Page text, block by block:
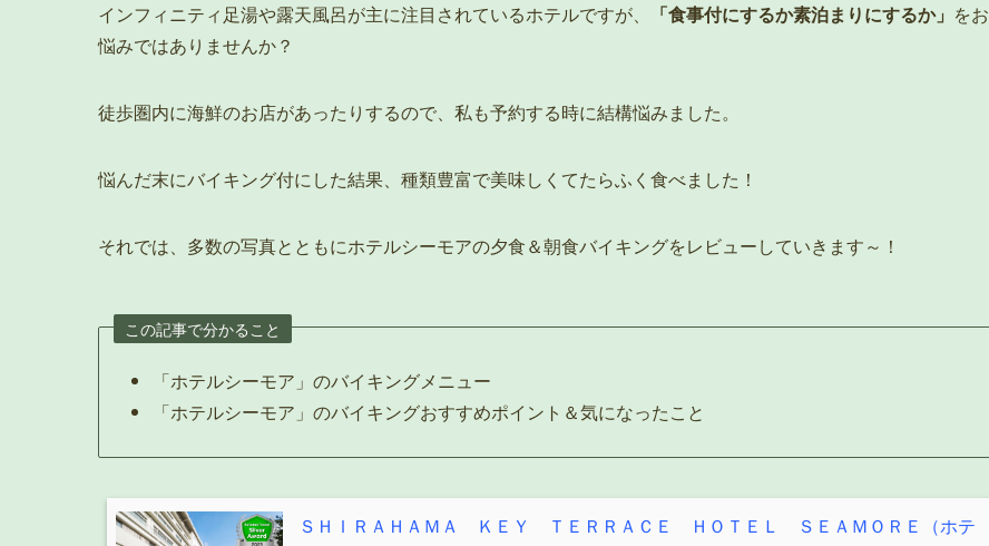
インフィニティ足湯や露天風呂が主に注目されているホテルですが、 「食事付にするか素泊まりにするか」 をお
悩みではありませんか？
徒歩圏内に海鮮のお店があったりするので、私も予約する時に結構悩みました。
悩んだ末にバイキング付にした結果、種類豊富で美味しくてたらふく食べました！
それでは、多数の写真とともにホテルシーモアの夕食＆朝食バイキングをレビューしていきます～！
この記事で分かること
「ホテルシーモア」のバイキングメニュー
「ホテルシーモア」のバイキングおすすめポイント＆気になったこと
ＳＨＩＲＡＨＡＭＡ ＫＥＹ ＴＥＲＲＡＣＥ ＨＯＴＥＬ ＳＥＡＭＯＲＥ（ホテ